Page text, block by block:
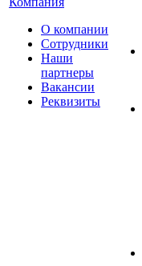
О компании
Сотрудники
Наши
партнеры
Вакансии
Реквизиты